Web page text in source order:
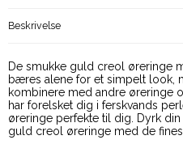
Beskrivelse
De smukke guld creol øreringe
bæres alene for et simpelt look,
kombinere med andre øreringe
har forelsket dig i ferskvands
øreringe perfekte til dig. Dyrk
guld creol øreringe med de